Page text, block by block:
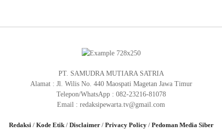
PT. SAMUDRA MUTIARA SATRIA
Alamat : Jl. Wilis No. 440 Maospati Magetan Jawa Timur
Telepon/WhatsApp : 082-23216-81078
Email : redaksipewarta.tv@gmail.com
Redaksi / Kode Etik/ Disclaimer/ Privacy Policy/ Pedoman Media Siber